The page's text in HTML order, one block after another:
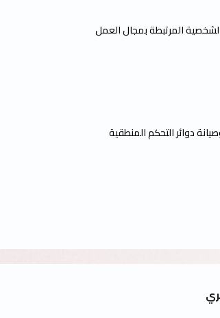
المرتبطة بمجال العمل
دوائر التحكم المنطقية